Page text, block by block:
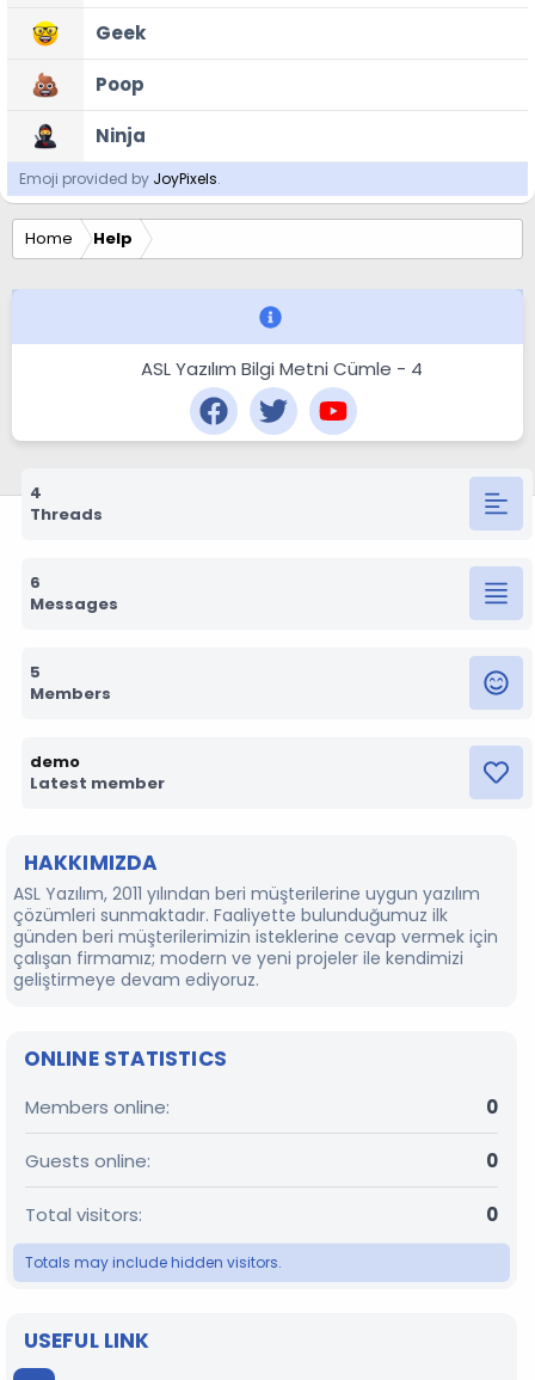
Geek
Poop
Ninja
Emoji provided by JoyPixels.
Home Help
ASL Yazılım Bilgi Metni Cümle - 4
4
Threads
6
Messages
5
Members
demo
Latest member
HAKKIMIZDA
ASL Yazılım, 2011 yılından beri müşterilerine uygun yazılım
çözümleri sunmaktadır. Faaliyette bulunduğumuz ilk
günden beri müşterilerimizin isteklerine cevap vermek için
çalışan firmamız; modern ve yeni projeler ile kendimizi
geliştirmeye devam ediyoruz.
ONLINE STATISTICS
Members online 0
Guests online 0
Total visitors 0
Totals may include hidden visitors.
USEFUL LINK